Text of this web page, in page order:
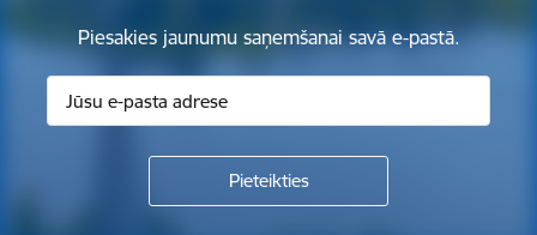
Piesakies jaunumu saņemšanai savā e-pastā.